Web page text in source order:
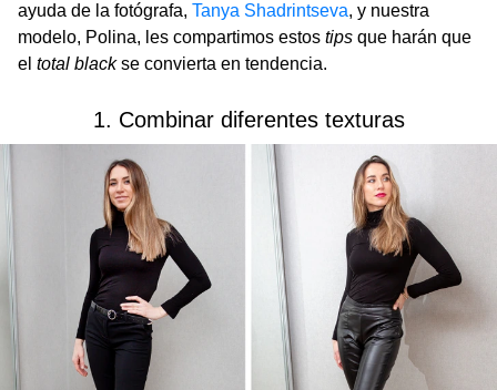
ayuda de la fotógrafa, Tanya Shadrintseva, y nuestra
modelo, Polina, les compartimos estos tips que harán que
el total blackse convierta en tendencia.
1. Combinar diferentes texturas